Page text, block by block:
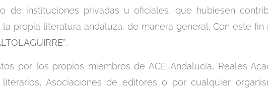
de instituciones privadas u oficiales, que hubiesen
propia literatura andaluza, de manera general. Con este fin
.
por los propios miembros de ACE-Andalucía, Reales
Asociaciones de editores o por cualquier